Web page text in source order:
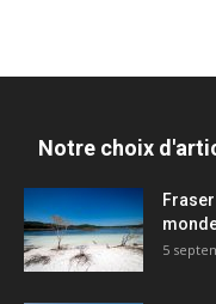
Notre choix
5